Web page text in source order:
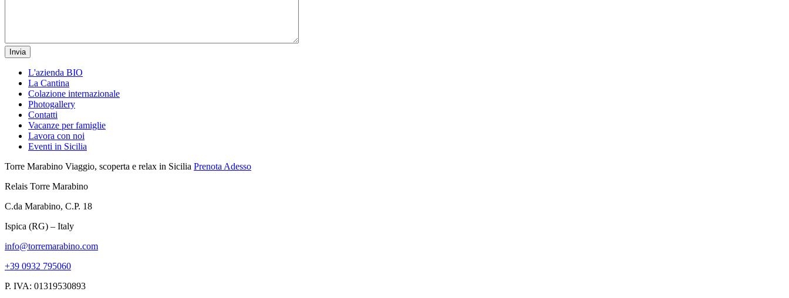
Invia
L'azienda BIO
La Cantina
Colazione internazionale
Photogallery
Contatti
Vacanze per famiglie
Lavora con noi
Eventi in Sicilia
Torre Marabino Viaggio, scoperta e relax in Sicilia Prenota Adesso
Relais Torre Marabino
C.da Marabino, C.P. 18
Ispica (RG) – Italy
info@torremarabino.com
+39 0932 795060
P. IVA: 01319530893